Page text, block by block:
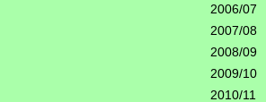
2006/07
2007/08
2008/09
2009/10
2010/11